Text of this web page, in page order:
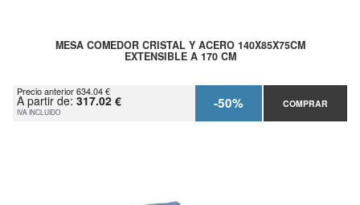
MESA COMEDOR CRISTAL Y ACERO 140X85X75CM
EXTENSIBLE A 170 CM
Precio anterior 634.04 €
A partir de: 317.02 €
IVA INCLUIDO -50% COMPRAR